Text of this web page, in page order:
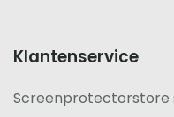
Klantenservice
Screenprotectorstore